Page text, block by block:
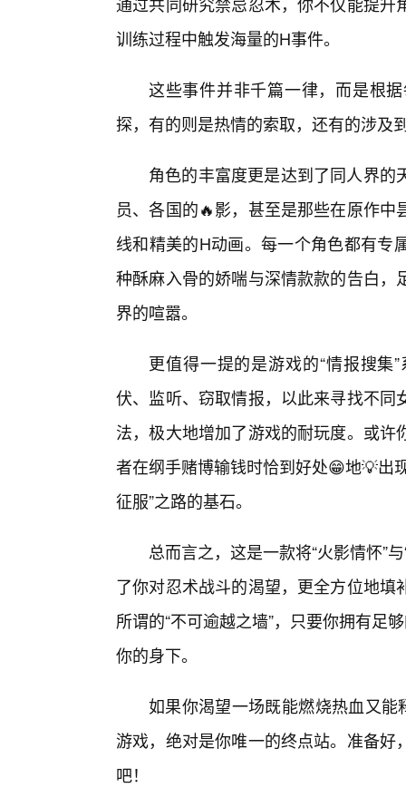
训练过程中触发海量的H事件。
这些事件并非千篇一律，而是根
探，有的则是热情的索取，还有的涉及
角色的丰富度更是达到了同人界
员、各国的🔥影，甚至是那些在原作
线和精美的H动画。每一个角色都有专
种酥麻入骨的娇喘与深情款款的告白
界的喧嚣。
更值得一提的是游戏的“情报搜集
伏、监听、窃取情报，以此来寻找不
法，极大地增加了游戏的耐玩度。或
者在纲手赌博输钱时恰到好处😁地💡出
征服”之路的基石。
总而言之，这是一款将“火影情怀”
了你对忍术战斗的渴望，更全方位地
所谓的“不可逾越之墙”，只要你拥有足
你的身下。
如果你渴望一场既能燃烧热血又
游戏，绝对是你唯一的终点站。准备
吧！